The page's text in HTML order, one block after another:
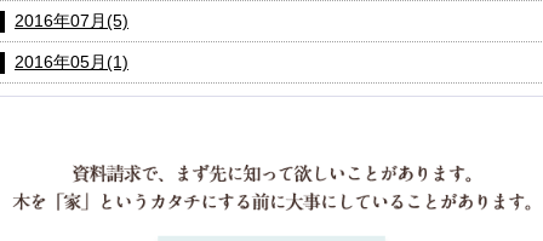
2016年07月(5)
2016年05月(1)